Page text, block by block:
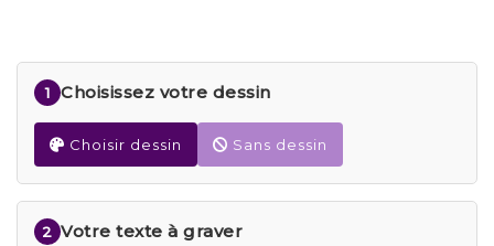
1 Choisissez votre dessin
Choisir dessin Sans dessin
2 Votre texte à graver